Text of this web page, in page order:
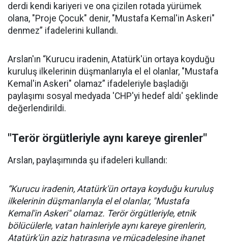
derdi kendi kariyeri ve ona çizilen rotada yürümek
olana, "Proje Çocuk" denir, "Mustafa Kemal'in Askeri"
denmez” ifadelerini kullandı.
Arslan'ın “Kurucu iradenin, Atatürk'ün ortaya koyduğu
kuruluş ilkelerinin düşmanlarıyla el el olanlar, "Mustafa
Kemal'in Askeri" olamaz” ifadeleriyle başladığı
paylaşımı sosyal medyada 'CHP'yi hedef aldı' şeklinde
değerlendirildi.
"Terör örgütleriyle aynı kareye girenler"
Arslan, paylaşımında şu ifadeleri kullandı:
“Kurucu iradenin, Atatürk'ün ortaya koyduğu kuruluş
ilkelerinin düşmanlarıyla el el olanlar, "Mustafa
Kemal'in Askeri" olamaz. Terör örgütleriyle, etnik
bölücülerle, vatan hainleriyle aynı kareye girenlerin,
Atatürk'ün aziz hatırasına ve mücadelesine ihanet